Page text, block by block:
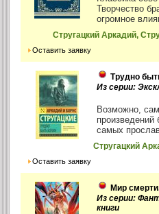
Творчество
огромное
Стругацкий Аркадий,
Оставить заявку
Трудно
Из серии:
Возможно,
произведений
самых
Стругацкий
Оставить заявку
Мир
Из серии:
книги